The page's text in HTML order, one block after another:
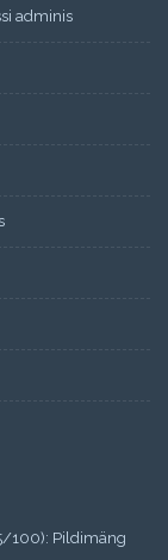
adminis
100): Pildimäng